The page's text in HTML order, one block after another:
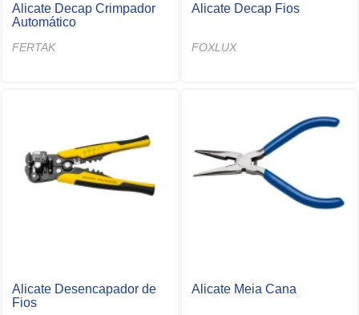
Alicate Decap Crimpador
Automático
FERTAK
Alicate Decap Fios
FOXLUX
Alicate Desencapador de
Fios
Alicate Meia Cana